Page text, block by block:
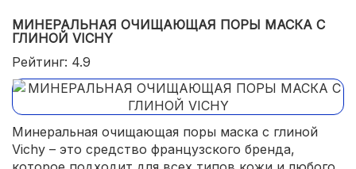
МИНЕРАЛЬНАЯ ОЧИЩАЮЩАЯ ПОРЫ МАСКА С
ГЛИНОЙ VICHY
Рейтинг: 4.9
Минеральная очищающая поры маска с глиной
Vichy – это средство французского бренда,